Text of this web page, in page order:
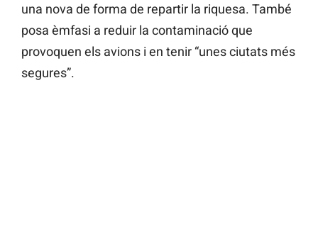
una nova de forma de repartir la riquesa. També
posa èmfasi a reduir la contaminació que
provoquen els avions i en tenir “unes ciutats més
segures”.